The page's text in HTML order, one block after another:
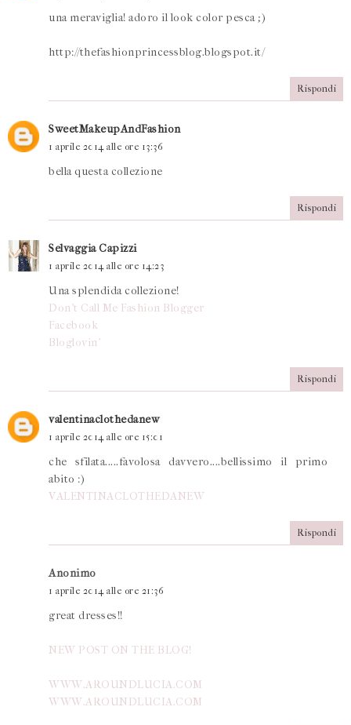
una meraviglia! adoro il look color pesca ;)
http://thefashionprincessblog.blogspot.it/
Rispondi
SweetMakeupAndFashion
1 aprile 2014 alle ore 13:36
bella questa collezione
Rispondi
Selvaggia Capizzi
1 aprile 2014 alle ore 14:23
Una splendida collezione!
Don't Call Me Fashion Blogger
Facebook
Bloglovin'
Rispondi
valentinaclothedanew
1 aprile 2014 alle ore 15:01
che sfilata.....favolosa davvero....bellissimo il primo
abito :)
VALENTINACLOTHEDANEW
Rispondi
Anonimo
1 aprile 2014 alle ore 21:36
great dresses!!
NEW POST ON THE BLOG!
WWW.AROUNDLUCIA.COM
WWW.AROUNDLUCIA.COM